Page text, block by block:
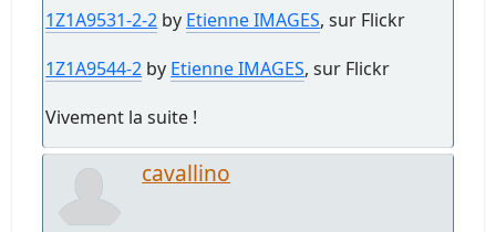
1Z1A9531-2-2 by Etienne IMAGES, sur Flickr
1Z1A9544-2 by Etienne IMAGES, sur Flickr
Vivement la suite !
cavallino